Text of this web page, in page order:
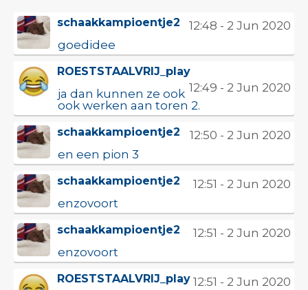
schaakkampioentje2
12:48 - 2 Jun 2020
goedidee
ROESTSTAALVRIJ_play
12:49 - 2 Jun 2020
ja dan kunnen ze ook
ook werken aan toren 2.
schaakkampioentje2
12:50 - 2 Jun 2020
en een pion 3
schaakkampioentje2
12:51 - 2 Jun 2020
enzovoort
schaakkampioentje2
12:51 - 2 Jun 2020
enzovoort
ROESTSTAALVRIJ_play 12:51 - 2 Jun 2020